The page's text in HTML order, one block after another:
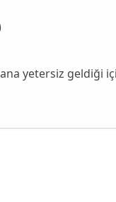
yetersiz geldiği